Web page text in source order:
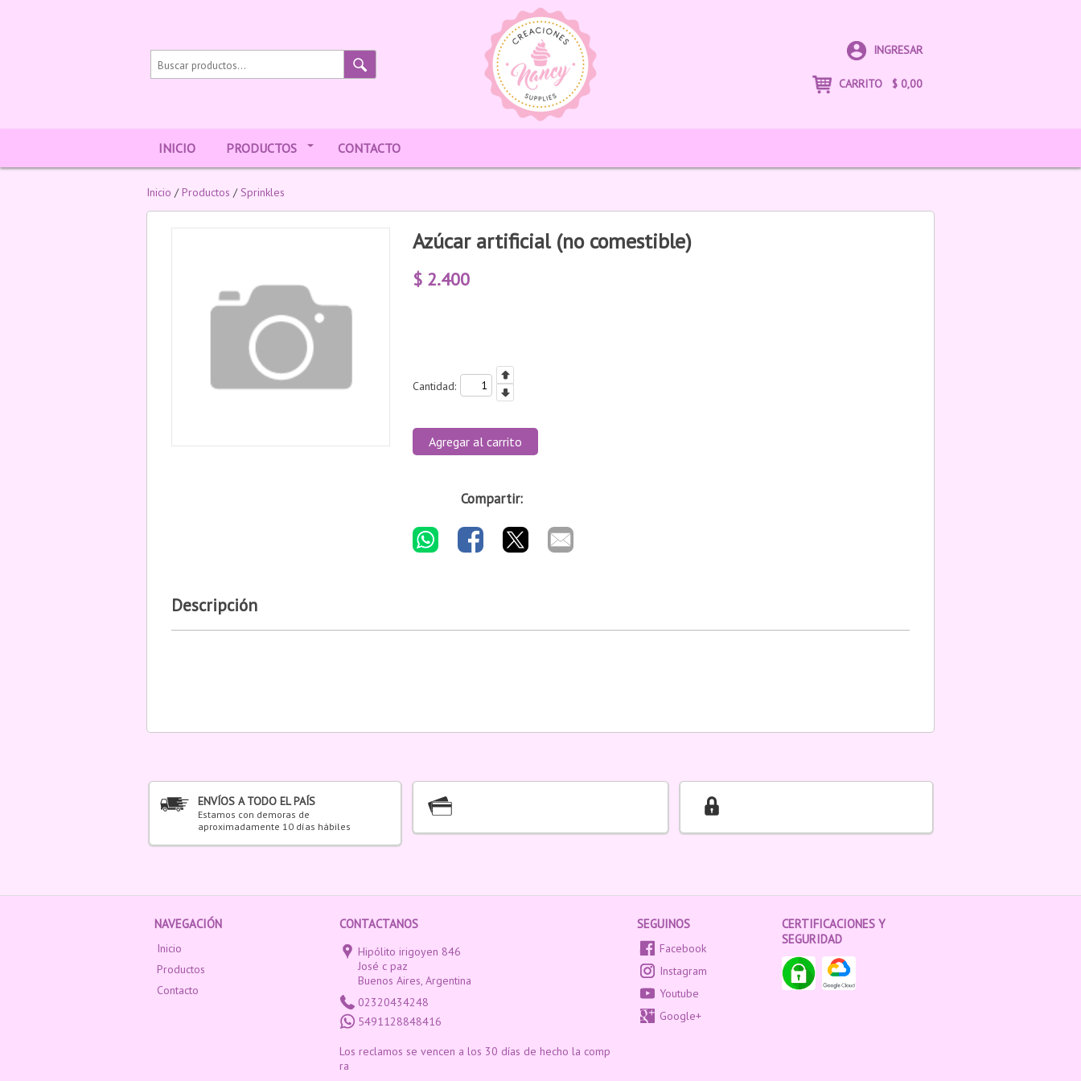
INGRESAR
CARRITO $ 0,00
INICIO PRODUCTOS CONTACTO
Inicio /Productos /Sprinkles
Azúcar artificial (no comestible)
$ 2.400
Cantidad:
Agregar al carrito
Compartir:
Descripción
ENVÍOS A TODO EL PAÍS
Estamos con demoras de
aproximadamente 10 días hábiles
NAVEGACIÓN
Inicio
Productos
Contacto
CONTACTANOS
Hipólito irigoyen 846
José c paz
Buenos Aires, Argentina
02320434248
5491128848416
Los reclamos se vencen a los 30 días de hecho la comp
ra
SEGUINOS
Facebook
Instagram
Youtube
Google+
CERTIFICACIONES Y
SEGURIDAD